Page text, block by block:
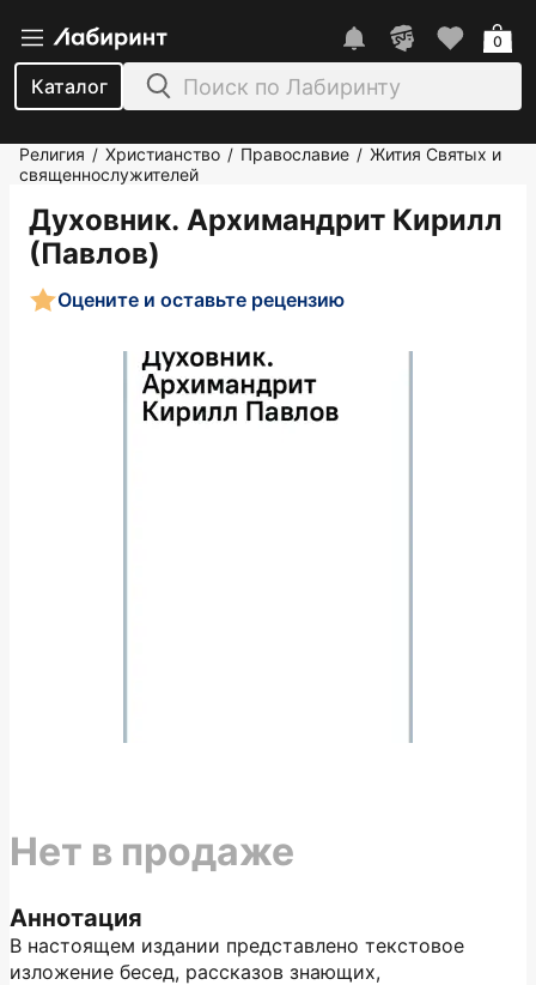
Каталог
0
Религия / Христианство / Православие / Жития Святых и
священнослужителей
Духовник. Архимандрит Кирилл
(Павлов)
Оцените и оставьте рецензию
Аннотация
В настоящем издании представлено текстовое
изложение бесед, рассказов знающих,
Нет в продаже